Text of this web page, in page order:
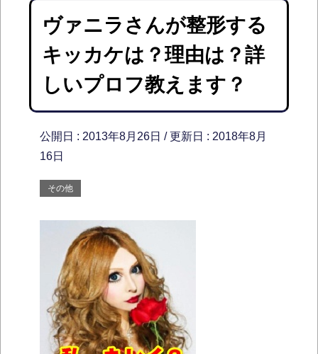
ヴァニラさんが整形する
キッカケは？理由は？詳
しいプロフ教えます？
公開日 : 2013年8月26日 / 更新日 : 2018年8月
16日
その他